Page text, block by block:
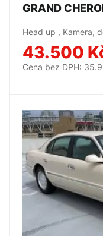
Head up , Kamera,
43.500
Cena bez DPH: